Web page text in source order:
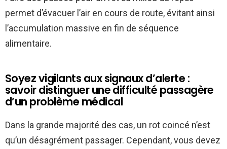
permet d’évacuer l’air en cours de route, évitant ainsi
l’accumulation massive en fin de séquence
alimentaire.
Soyez vigilants aux signaux d’alerte :
savoir distinguer une difficulté passagère
d’un problème médical
Dans la grande majorité des cas, un rot coincé n’est
qu’un désagrément passager. Cependant, vous devez